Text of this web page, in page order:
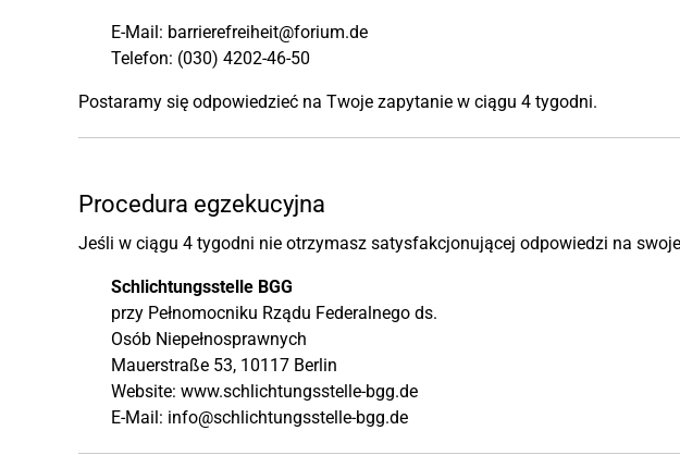
E-Mail: barrierefreiheit@forium.de
Telefon: (030) 4202-46-50
Postaramy się odpowiedzieć na Twoje zapytanie w ciągu 4 tygodni.
Procedura egzekucyjna
Jeśli w ciągu 4 tygodni nie otrzymasz satysfakcjonującej odpowiedzi na
Schlichtungsstelle BGG
przy Pełnomocniku Rządu Federalnego ds.
Osób Niepełnosprawnych
Mauerstraße 53, 10117 Berlin
Website: www.schlichtungsstelle-bgg.de
E-Mail: info@schlichtungsstelle-bgg.de